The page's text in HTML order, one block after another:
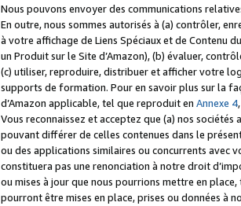
Nous pouvons envoyer des communications
En outre, nous sommes autorisés à (a) contrôler,
à votre affichage de Liens Spéciaux et de Contenu
un Produit sur le Site d’Amazon), (b) évaluer,
(c) utiliser, reproduire, distribuer et afficher votre
supports de formation. Pour en savoir plus sur la
d’Amazon applicable, tel que reproduit en Annexe 4,
Vous reconnaissez et acceptez que (a) nos
pouvant différer de celles contenues dans le
ou des applications similaires ou concurrents avec
constituera pas une renonciation à notre droit
ou mises à jour que nous pourrions mettre en
pourront être mises en place, prises ou données à